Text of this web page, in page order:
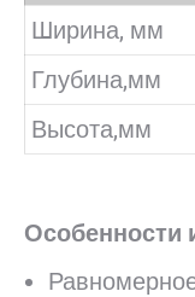
Ширина, мм
Глубина,мм
Высота,мм
Особенности